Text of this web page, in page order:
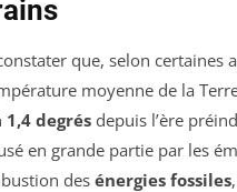
que, selon certaines
moyenne de la
1,4 degrés depuis l’ère
en grande partie par les
des énergies fossiles